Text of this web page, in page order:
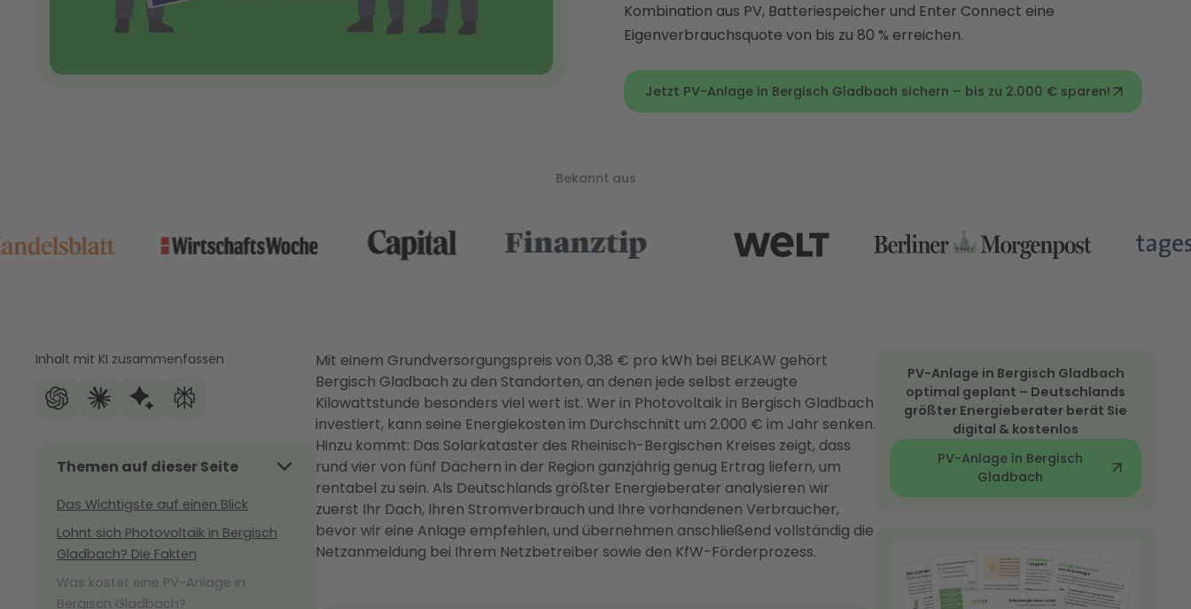
Kombination aus PV, Batteriespeicher und Enter Connect eine
Eigenverbrauchsquote von bis zu 80 % erreichen.
Jetzt PV-Anlage in Bergisch Gladbach sichern – bis zu 2.000 € sparen!
Bekannt aus
Inhalt mit KI zusammenfassen
Themen auf dieser Seite
Das Wichtigste auf einen Blick
Lohnt sich Photovoltaik in Bergisch
Gladbach? Die Fakten
Was kostet eine PV-Anlage in
Bergisch Gladbach?
Mit einem Grundversorgungspreis von 0,38 € pro kWh bei BELKAW gehört
Bergisch Gladbach zu den Standorten, an denen jede selbst erzeugte
Kilowattstunde besonders viel wert ist. Wer in Photovoltaik in Bergisch Gladbach
investiert, kann seine Energiekosten im Durchschnitt um 2.000 € im Jahr senken.
Hinzu kommt: Das Solarkataster des Rheinisch-Bergischen Kreises zeigt, dass
rund vier von fünf Dächern in der Region ganzjährig genug Ertrag liefern, um
rentabel zu sein. Als Deutschlands größter Energieberater analysieren wir
zuerst Ihr Dach, Ihren Stromverbrauch und Ihre vorhandenen Verbraucher,
bevor wir eine Anlage empfehlen, und übernehmen anschließend vollständig die
Netzanmeldung bei Ihrem Netzbetreiber sowie den KfW-Förderprozess.
PV-Anlage in Bergisch Gladbach
optimal geplant – Deutschlands
größter Energieberater berät Sie
digital & kostenlos
PV-Anlage in Bergisch
Gladbach